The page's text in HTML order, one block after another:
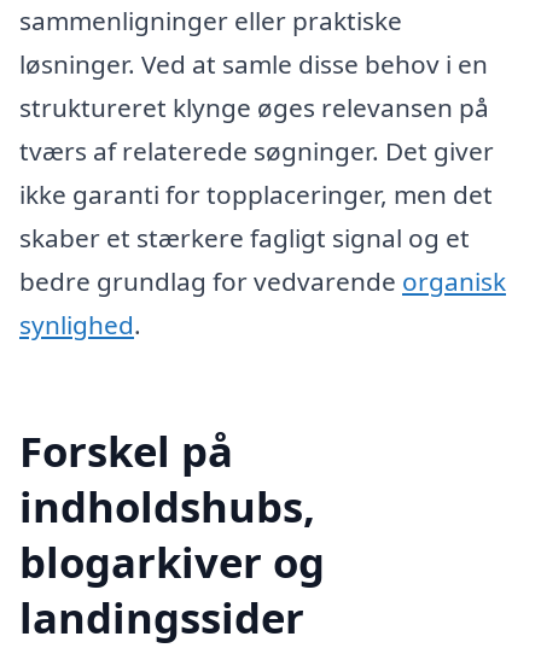
sammenligninger eller praktiske
løsninger. Ved at samle disse behov i en
struktureret klynge øges relevansen på
tværs af relaterede søgninger. Det giver
ikke garanti for topplaceringer, men det
skaber et stærkere fagligt signal og et
bedre grundlag for vedvarende organisk
synlighed.
Forskel på
indholdshubs,
blogarkiver og
landingssider